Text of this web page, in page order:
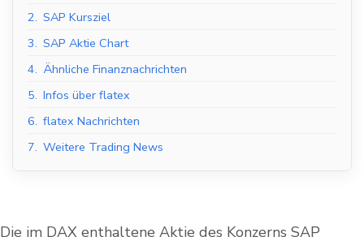
2. SAP Kursziel
3. SAP Aktie Chart
4. Ähnliche Finanznachrichten
5. Infos über flatex
6. flatex Nachrichten
7. Weitere Trading News
Die im DAX enthaltene Aktie des Konzerns SAP